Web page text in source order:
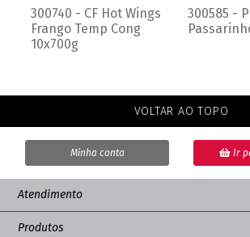
300740 - CF Hot Wings
Frango Temp Cong
10x700g
300585 -
VOLTAR AO TOPO
Minha conta Ir
Atendimento
Produtos